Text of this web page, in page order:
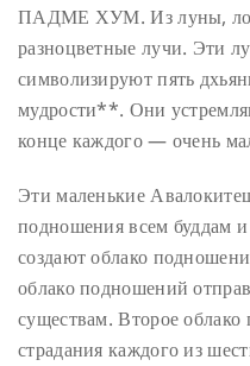
ПАДМЕ ХУМ. Из луны,
разноцветные лучи. Эти
символизируют пять
мудрости**. Они
конце каждого — очень
Эти маленькие
подношения всем буддам
создают облако
облако подношений
существам. Второе
страдания каждого из